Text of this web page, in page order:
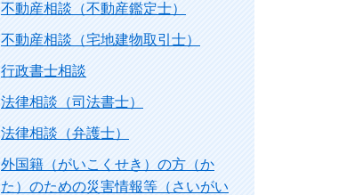
不動産相談（不動産鑑定士）
不動産相談（宅地建物取引士）
行政書士相談
法律相談（司法書士）
法律相談（弁護士）
外国籍（がいこくせき）の方（か
た）のための災害情報等（さいがい